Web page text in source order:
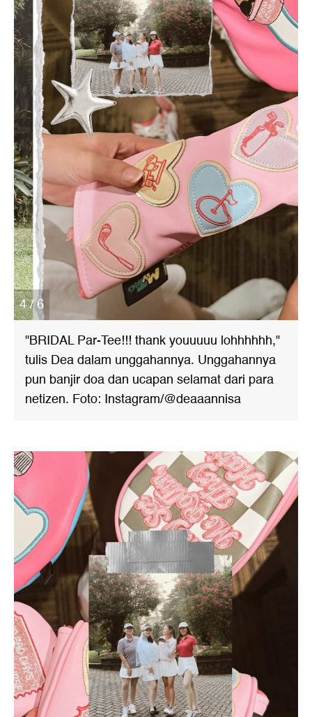
4 / 6
"BRIDAL Par-Tee!!! thank youuuuu lohhhhhh,"
tulis Dea dalam unggahannya. Unggahannya
pun banjir doa dan ucapan selamat dari para
netizen. Foto: Instagram/@deaaannisa